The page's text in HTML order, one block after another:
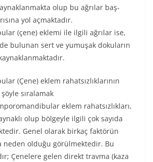
olup bu ağrılar baş-
yol açmaktadır.
(çene) eklemi ile ilgili ağrılar ise,
bulunan sert ve yumuşak dokuların
(Çene) eklem rahatsızlıklarının
sıralamak
eklem rahatsızlıkları,
olup bölgeyle ilgili çok sayıda
Genel olarak birkaç faktörün
neden olduğu görülmektedir. Bu
Çenelere gelen direkt travma (kaza